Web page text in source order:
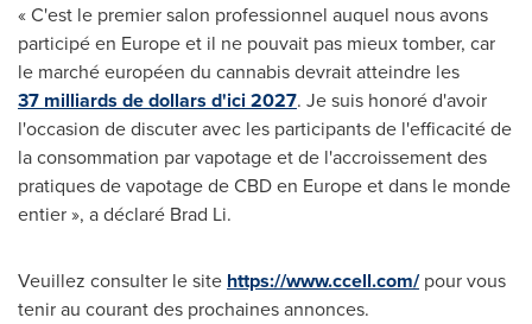
« C'est le premier salon professionnel auquel nous avons
participé en Europeet il ne pouvait pas mieux tomber, car
le marché européen du cannabis devrait atteindre les
37 milliards de dollars d'ici 2027. Je suis honoré d'avoir
l'occasion de discuter avec les participants de l'efficacité de
la consommation par vapotage et de l'accroissement des
pratiques de vapotage de CBD en Europeet dans le monde
entier », a déclaré Brad Li.
Veuillez consulter le site https://www.ccell.com/pour vous
tenir au courant des prochaines annonces.